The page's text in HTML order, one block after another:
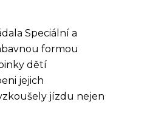
Speciální a
formou
dětí
jejich
jízdu nejen